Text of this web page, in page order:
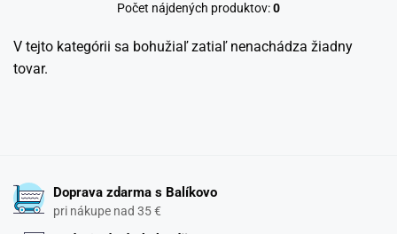
Počet nájdených produktov:0
V tejto kategórii sa bohužiaľ zatiaľ nenachádza žiadny
tovar.
Doprava zdarma s Balíkovo
pri nákupe nad 35 €